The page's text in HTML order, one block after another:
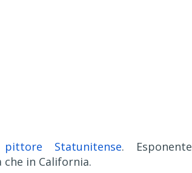
pittore Statunitense. Esponente
in California.